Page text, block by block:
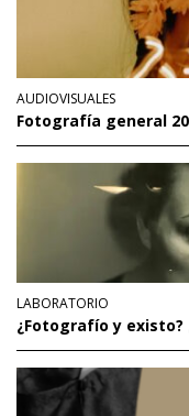
AUDIOVISUALES
Fotografía general
LABORATORIO
¿Fotografío y